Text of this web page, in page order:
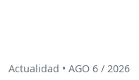
Actualidad • AGO 6 / 2026